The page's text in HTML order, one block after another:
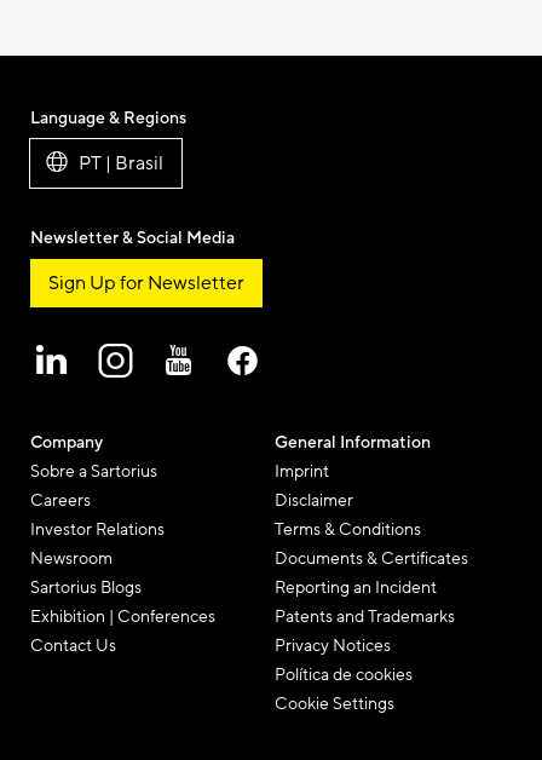
Company
Sobre a Sartorius
Careers
Investor Relations
Newsroom
Sartorius Blogs
Exhibition | Conferences
Contact Us
General Information
Imprint
Disclaimer
Terms & Conditions
Documents & Certificates
Reporting an Incident
Patents and Trademarks
Privacy Notices
Política de cookies
Cookie Settings
Language & Regions
PT | Brasil
Newsletter & Social Media
Sign Up for Newsletter